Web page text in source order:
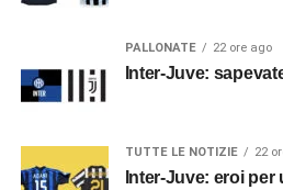
PALLONATE 22 ore ago
Inter-Juve:
TUTTE LE NOTIZIE 22
Inter-Juve: eroi per